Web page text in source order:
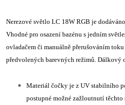
Nerezové světlo LC 18W RGB je
Vhodné pro osazení bazénu s jedním
ovladačem či manuálně přerušováním
předvolených barevných režimů. Dálkový
Materiál čočky je z UV stabilního
postupné možné zažloutnutí těchto